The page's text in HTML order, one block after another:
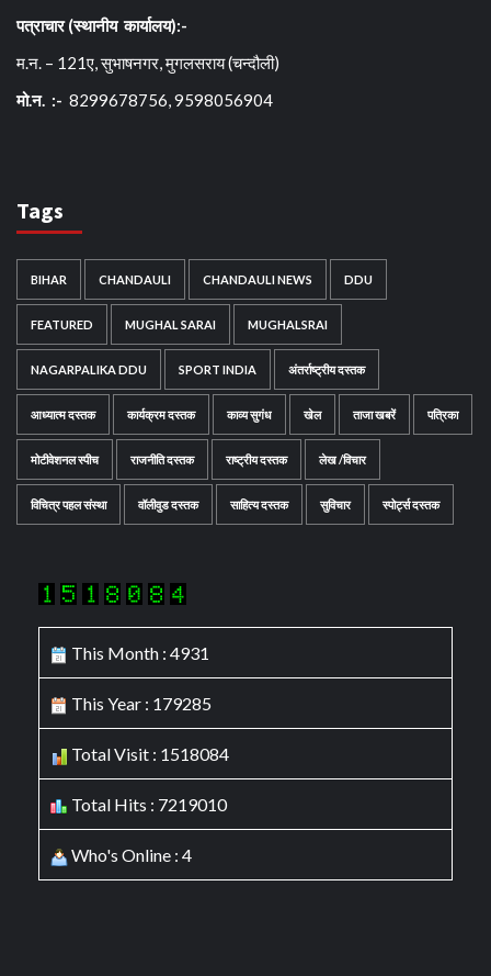
पत्राचार (स्थानीय कार्यालय):-
म.न. – 121ए, सुभाषनगर, मुगलसराय (चन्दौली)
मो.न. :- 8299678756, 9598056904
Tags
BIHAR CHANDAULI CHANDAULI NEWS DDU
FEATURED MUGHAL SARAI MUGHALSRAI
NAGARPALIKA DDU SPORT INDIA अंतर्राष्ट्रीय दस्तक
आध्यात्म दस्तक कार्यक्रम दस्तक काव्य सुगंध खेल ताजा खबरें पत्रिका
मोटीवेशनल स्पीच राजनीति दस्तक राष्ट्रीय दस्तक लेख /विचार
विचित्र पहल संस्था वॉलीवुड दस्तक साहित्य दस्तक सुविचार स्पोर्ट्स दस्तक
This Month : 4931
This Year : 179285
Total Visit : 1518084
Total Hits : 7219010
Who's Online : 4